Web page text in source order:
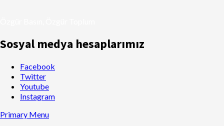
Sosyal medya hesaplarımız
Facebook
Twitter
Youtube
Instagram
Primary Menu